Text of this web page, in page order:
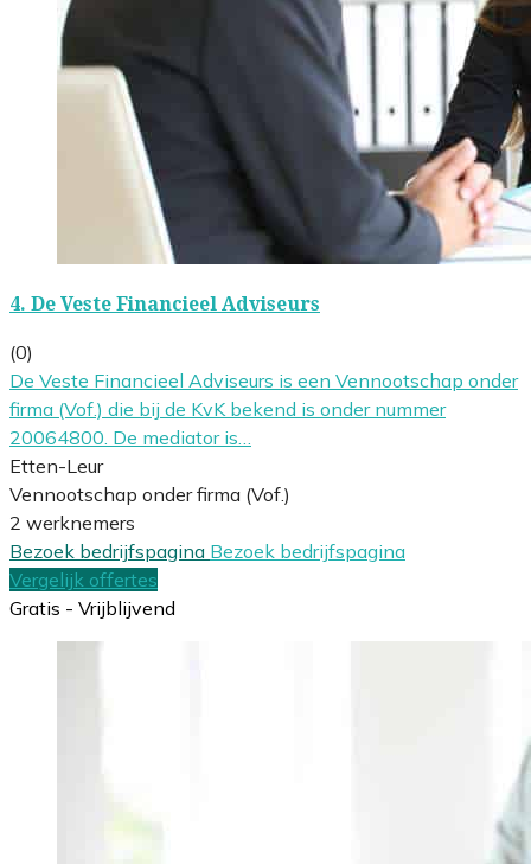
4. De Veste Financieel Adviseurs
(0)
De Veste Financieel Adviseurs is een Vennootschap onder
firma (Vof.) die bij de KvK bekend is onder nummer
20064800. De mediator is…
Etten-Leur
Vennootschap onder firma (Vof.)
2 werknemers
Bezoek bedrijfspagina Bezoek bedrijfspagina
Vergelijk offertes
Gratis - Vrijblijvend